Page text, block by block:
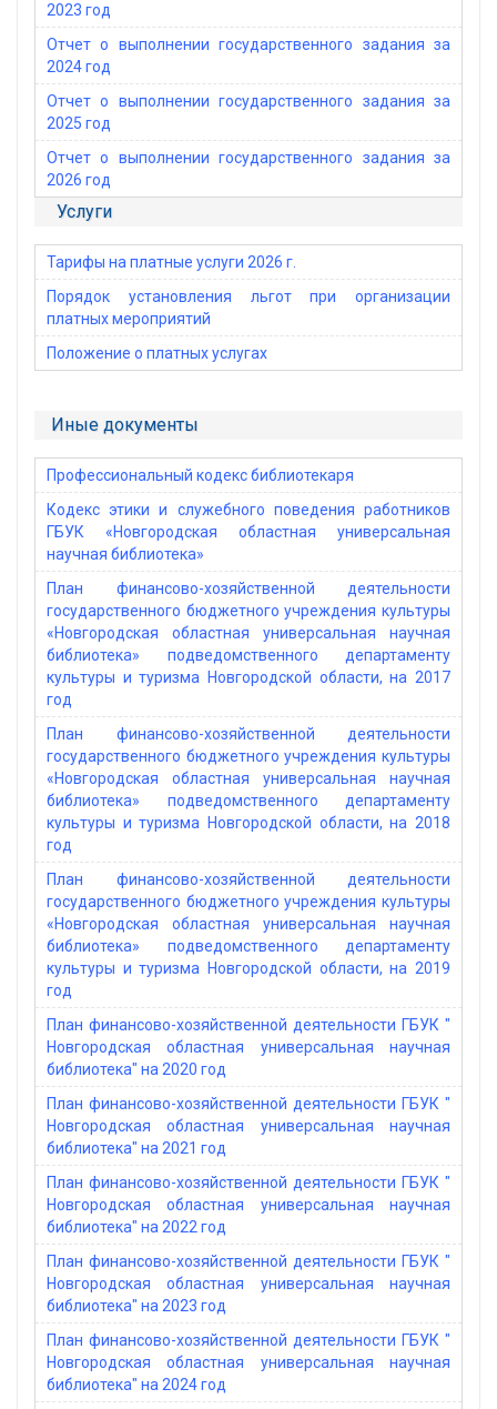
2023 год
Отчет о выполнении государственного задания за
2024 год
Отчет о выполнении государственного задания за
2025 год
Отчет о выполнении государственного задания за
2026 год
Услуги
Тарифы на платные услуги 2026 г.
Порядок установления льгот при организации
платных мероприятий
Положение о платных услугах
Иные документы
Профессиональный кодекс библиотекаря
Кодекс этики и служебного поведения работников
ГБУК «Новгородская областная универсальная
научная библиотека»
План финансово-хозяйственной деятельности
государственного бюджетного учреждения культуры
«Новгородская областная универсальная научная
библиотека» подведомственного департаменту
культуры и туризма Новгородской области, на 2017
год
План финансово-хозяйственной деятельности
государственного бюджетного учреждения культуры
«Новгородская областная универсальная научная
библиотека» подведомственного департаменту
культуры и туризма Новгородской области, на 2018
год
План финансово-хозяйственной деятельности
государственного бюджетного учреждения культуры
«Новгородская областная универсальная научная
библиотека» подведомственного департаменту
культуры и туризма Новгородской области, на 2019
год
План финансово-хозяйственной деятельности ГБУК "
Новгородская областная универсальная научная
библиотека" на 2020 год
План финансово-хозяйственной деятельности ГБУК "
Новгородская областная универсальная научная
библиотека" на 2021 год
План финансово-хозяйственной деятельности ГБУК "
Новгородская областная универсальная научная
библиотека" на 2022 год
План финансово-хозяйственной деятельности ГБУК "
Новгородская областная универсальная научная
библиотека" на 2023 год
План финансово-хозяйственной деятельности ГБУК "
Новгородская областная универсальная научная
библиотека" на 2024 год